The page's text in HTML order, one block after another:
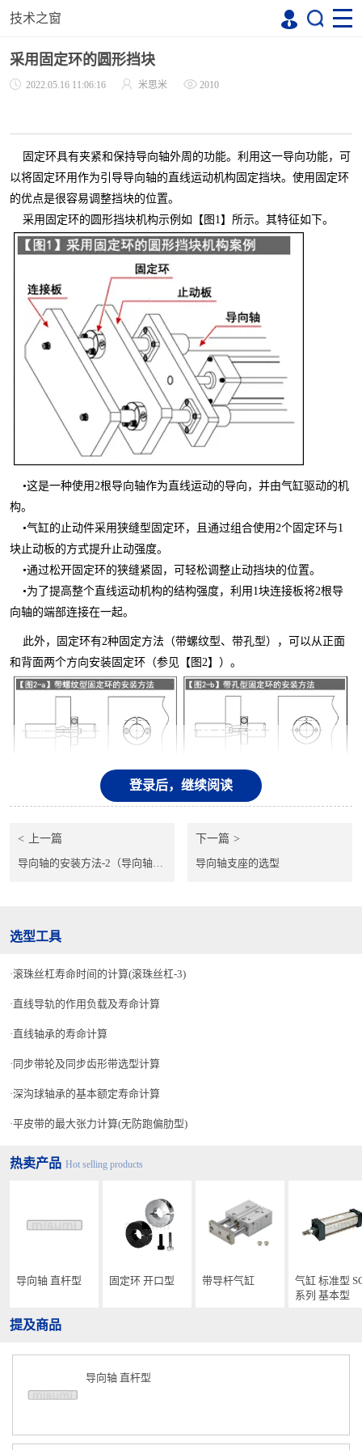
技术之窗
采用固定环的圆形挡块
2022.05.16 11:06:16 米思米 2010
固定环具有夹紧和保持导向轴外周的功能。利用这一导向功能，可
以将固定环用作为引导导向轴的直线运动机构固定挡块。使用固定环
的优点是很容易调整挡块的位置。
采用固定环的圆形挡块机构示例如【图1】所示。其特征如下。
•这是一种使用2根导向轴作为直线运动的导向，并由气缸驱动的机
构。
•气缸的止动件采用狭缝型固定环，且通过组合使用2个固定环与1
块止动板的方式提升止动强度。
•通过松开固定环的狭缝紧固，可轻松调整止动挡块的位置。
•为了提高整个直线运动机构的结构强度，利用1块连接板将2根导
向轴的端部连接在一起。
此外，固定环有2种固定方法（带螺纹型、带孔型），可以从正面
和背面两个方向安装固定环（参见【图2】）。
登录后，继续阅读
上一篇
导向轴的安装方法-2（导向轴的使用案例）
下一篇
导向轴支座的选型
选型工具
滚珠丝杠寿命时间的计算(滚珠丝杠-3)
直线导轨的作用负载及寿命计算
直线轴承的寿命计算
同步带轮及同步齿形带选型计算
深沟球轴承的基本额定寿命计算
平皮带的最大张力计算(无防跑偏肋型)
热卖产品 Hot selling products
导向轴 直杆型 固定环 开口型 带导杆气缸
气缸 标准型
系列 基本型
提及商品
导向轴 直杆型